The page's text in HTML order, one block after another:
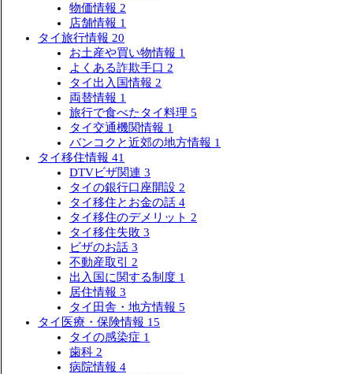
物価情報 2
店舗情報 1
タイ旅行情報 20
お土産や買い物情報 1
よくある詐欺手口 2
タイ出入国情報 2
両替情報 1
旅行で食べたタイ料理 5
タイ交通機関情報 1
バンコクと近郊の地方情報 1
タイ移住情報 41
DTVビザ関連 3
タイの銀行口座開設 2
タイ移住とお金の話 4
タイ移住のデメリット 2
タイ移住失敗 3
ビザのお話 3
不動産取引 2
出入国に関する制度 1
居住情報 3
タイ田舎・地方情報 5
タイ医療・保険情報 15
タイの感染症 1
歯科 2
病院情報 4